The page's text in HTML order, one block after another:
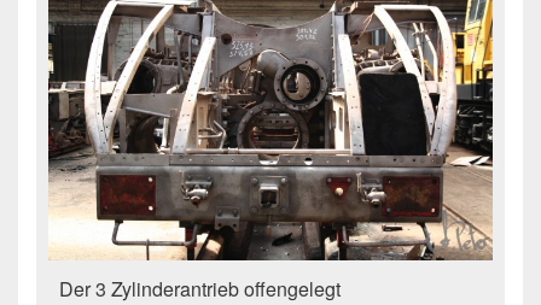
Der 3 Zylinderantrieb offengelegt